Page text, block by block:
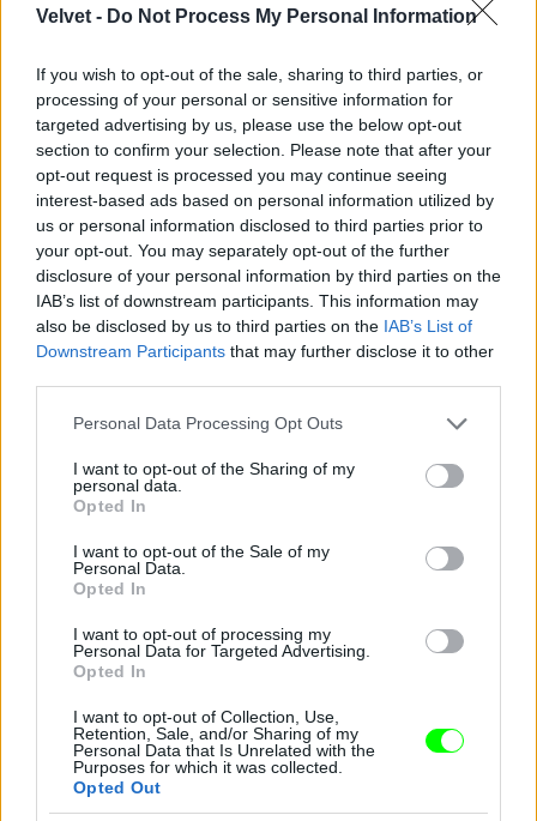
Velvet - Do Not Process My Personal Information
If you wish to opt-out of the sale, sharing to third parties, or
processing of your personal or sensitive information for
targeted advertising by us, please use the below opt-out
section to confirm your selection. Please note that after your
opt-out request is processed you may continue seeing
interest-based ads based on personal information utilized by
us or personal information disclosed to third parties prior to
your opt-out. You may separately opt-out of the further
disclosure of your personal information by third parties on the
IAB’s list of downstream participants. This information may
also be disclosed by us to third parties on the IAB’s List of
Downstream Participants that may further disclose it to other
Please note that this website/app uses one or more Google
not limited to your visit or usage behaviour. You may click to
grant or deny consent to Google and its third-party tags to
use your data for below specified purposes in below Google
consent section.
Personal Data Processing Opt Outs
I want to opt-out of the Sharing of my
personal data.
Opted In
I want to opt-out of the Sale of my
Personal Data.
Opted In
I want to opt-out of processing my
Personal Data for Targeted Advertising.
Opted In
I want to opt-out of Collection, Use,
Retention, Sale, and/or Sharing of my
Personal Data that Is Unrelated with the
Purposes for which it was collected.
Opted Out
A fekete és a fehér az örök páros
Fotó: New York Daily News Archive / Europress / Getty #9
Jön még kép!